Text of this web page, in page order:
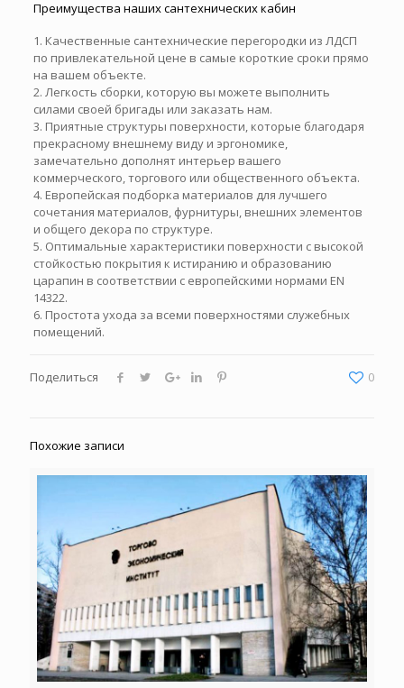
Преимущества наших сантехнических кабин
1. Качественные сантехнические перегородки из ЛДСП
по привлекательной цене в самые короткие сроки прямо
на вашем объекте.
2. Легкость сборки, которую вы можете выполнить
силами своей бригады или заказать нам.
3. Приятные структуры поверхности, которые благодаря
прекрасному внешнему виду и эргономике,
замечательно дополнят интерьер вашего
коммерческого, торгового или общественного объекта.
4. Европейская подборка материалов для лучшего
сочетания материалов, фурнитуры, внешних элементов
и общего декора по структуре.
5. Оптимальные характеристики поверхности с высокой
стойкостью покрытия к истиранию и образованию
царапин в соответствии с европейскими нормами EN
14322.
6. Простота ухода за всеми поверхностями служебных
помещений.
Поделиться 0
Похожие записи